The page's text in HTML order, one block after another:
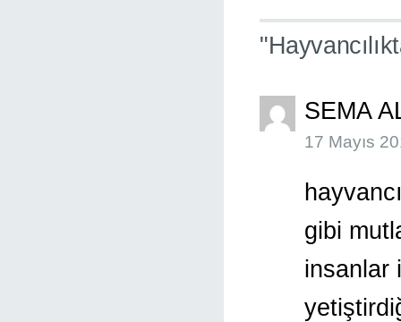
SEMA
17 Mayıs
gibi
insanlar